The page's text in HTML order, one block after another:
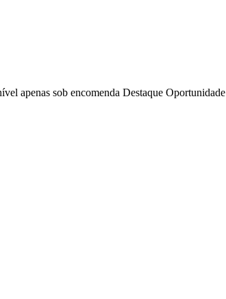
apenas sob encomenda Destaque Oportunidade